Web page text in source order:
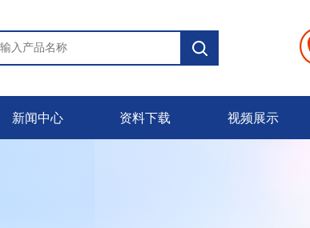
新闻中心 资料下载 视频展示